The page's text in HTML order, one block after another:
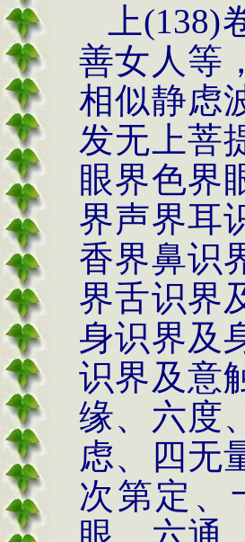
上(138)
善女人等
相似静虑
发无上菩
眼界色界
界声界耳
香界鼻识
界舌识界
身识界及
识界及意
缘、六度
虑、四无
次第定、